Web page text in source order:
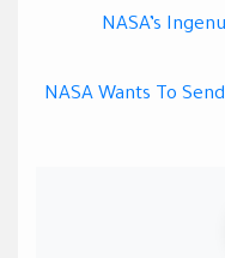
NASA’s
NASA Wants To